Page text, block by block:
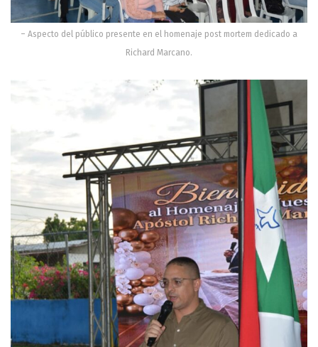
– Aspecto del público presente en el homenaje post mortem dedicado a
Richard Marcano.